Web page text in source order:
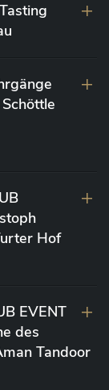
Hof
EVENT
des
Tandoor